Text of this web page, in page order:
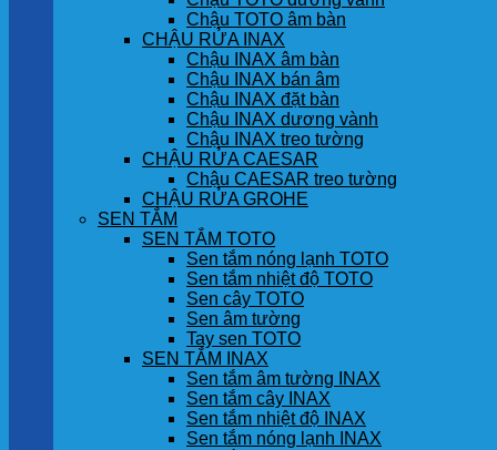
Chậu TOTO âm bàn
CHẬU RỬA INAX
Chậu INAX âm bàn
Chậu INAX bán âm
Chậu INAX đặt bàn
Chậu INAX dương vành
Chậu INAX treo tường
CHẬU RỬA CAESAR
Chậu CAESAR treo tường
CHẬU RỬA GROHE
SEN TẮM
SEN TẮM TOTO
Sen tắm nóng lạnh TOTO
Sen tắm nhiệt độ TOTO
Sen cây TOTO
Sen âm tường
Tay sen TOTO
SEN TẮM INAX
Sen tắm âm tường INAX
Sen tắm cây INAX
Sen tắm nhiệt độ INAX
Sen tắm nóng lạnh INAX